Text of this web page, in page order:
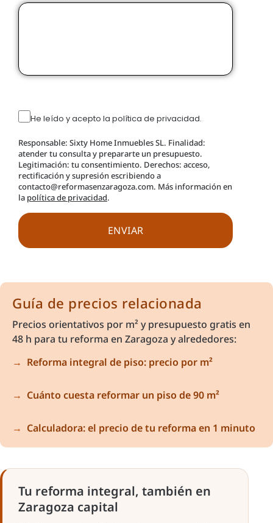
He leído y acepto la política de privacidad.
Responsable: Sixty Home Inmuebles SL. Finalidad:
atender tu consulta y prepararte un presupuesto.
Legitimación: tu consentimiento. Derechos: acceso,
rectificación y supresión escribiendo a
contacto@reformasenzaragoza.com. Más información en
la política de privacidad.
Guía de precios relacionada
Precios orientativos por m² y presupuesto gratis en
48 h para tu reforma en Zaragoza y alrededores:
Reforma integral de piso: precio por m²
Cuánto cuesta reformar un piso de 90 m²
Calculadora: el precio de tu reforma en 1 minuto
Tu reforma integral, también en
Zaragoza capital